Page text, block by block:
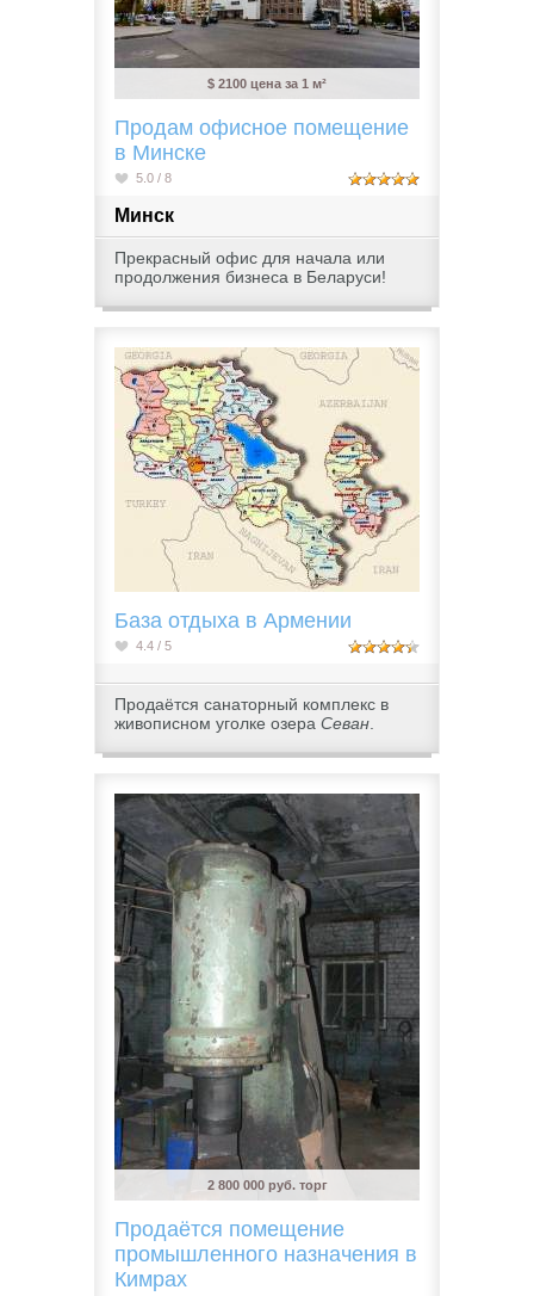
$ 2100 цена за 1 м²
Продам офисное помещение
в Минске
5.0 / 8
Минск
Прекрасный офис для начала или
продолжения бизнеса в Беларуси!
База отдыха в Армении
4.4 / 5
Продаётся санаторный комплекс в
живописном уголке озера Севан.
2 800 000 руб. торг
Продаётся помещение
промышленного назначения в
Кимрах